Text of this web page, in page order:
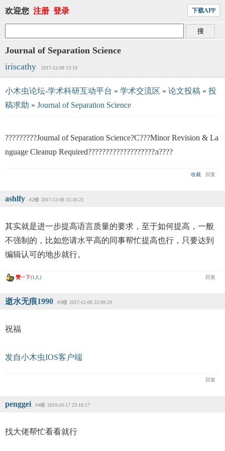
欢迎您 注册 登录 下载APP
Journal of Separation Science
iriscathy
2017-12-08 13:10
小木虫论坛-学术科研互动平台 » 学术交流区 » 论文投稿 » 投
稿求助 » Journal of Separation Science
?????????Journal of Separation Science?С???Minor Revision & La
nguage Cleanup Required???????????????????л????
收藏 回复
ashlfy #2楼 2017-12-08 15:16:21
其实就是进一步提高语言质量的要求，至于如何提高，一般
不强制的，比如您请水平高的同事帮忙提高也行，只要达到
编辑认可的地步就行。
赞一下(1人) 回复
逝水无痕1990 #3楼 2017-12-08 23:09:29
祝福
发自小木虫IOS客户端
回复
penggei #4楼 2019-10-17 23:16:17
找大佬帮忙看看就行